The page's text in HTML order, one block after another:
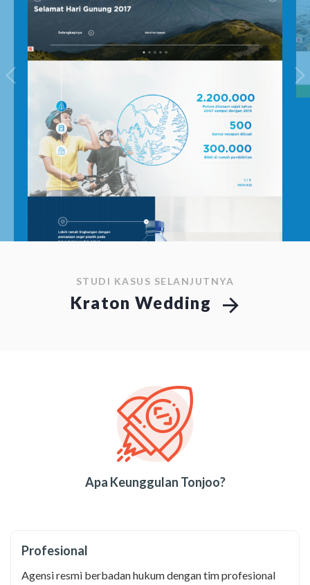
STUDI KASUS SELANJUTNYA
Kraton Wedding
Apa Keunggulan Tonjoo?
Profesional
Agensi resmi berbadan hukum dengan tim profesional